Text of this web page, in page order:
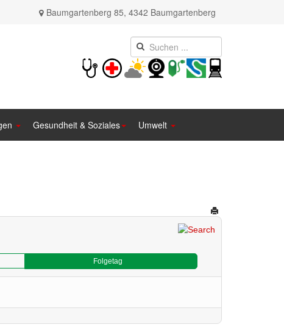
Baumgartenberg 85, 4342 Baumgartenberg
Gesundheit & Soziales Umwelt
Folgetag